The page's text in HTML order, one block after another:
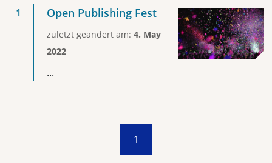
Open Publishing Fest
zuletzt geändert am: 4. May
2022
...
1